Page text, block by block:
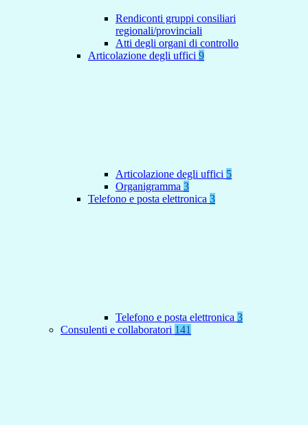
Rendiconti gruppi consiliari
regionali/provinciali
Atti degli organi di controllo
Articolazione degli uffici 9
Articolazione degli uffici 5
Organigramma 3
Telefono e posta elettronica 3
Telefono e posta elettronica 3
Consulenti e collaboratori 141